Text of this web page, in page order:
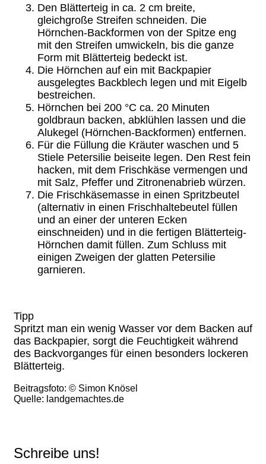
Den Blätterteig in ca. 2 cm breite,
gleichgroße Streifen schneiden. Die
Hörnchen-Backformen von der Spitze eng
mit den Streifen umwickeln, bis die ganze
Form mit Blätterteig bedeckt ist.
Die Hörnchen auf ein mit Backpapier
ausgelegtes Backblech legen und mit Eigelb
bestreichen.
Hörnchen bei 200 °C ca. 20 Minuten
goldbraun backen, abklühlen lassen und die
Alukegel (Hörnchen-Backformen) entfernen.
Für die Füllung die Kräuter waschen und 5
Stiele Petersilie beiseite legen. Den Rest fein
hacken, mit dem Frischkäse vermengen und
mit Salz, Pfeffer und Zitronenabrieb würzen.
Die Frischkäsemasse in einen Spritzbeutel
(alternativ in einen Frischhaltebeutel füllen
und an einer der unteren Ecken
einschneiden) und in die fertigen Blätterteig-
Hörnchen damit füllen. Zum Schluss mit
einigen Zweigen der glatten Petersilie
garnieren.
Tipp
Spritzt man ein wenig Wasser vor dem Backen auf
das Backpapier, sorgt die Feuchtigkeit während
des Backvorganges für einen besonders lockeren
Blätterteig.
Beitragsfoto: © Simon Knösel
Quelle: landgemachtes.de
Schreibe uns!